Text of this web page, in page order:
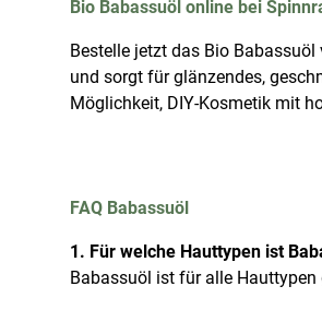
Bio Babassuöl online bei
Bestelle jetzt das Bio Babassuöl
und sorgt für glänzendes,
Möglichkeit, DIY-Kosmetik mit
FAQ Babassuöl
1. Für welche Hauttypen ist
Babassuöl ist für alle